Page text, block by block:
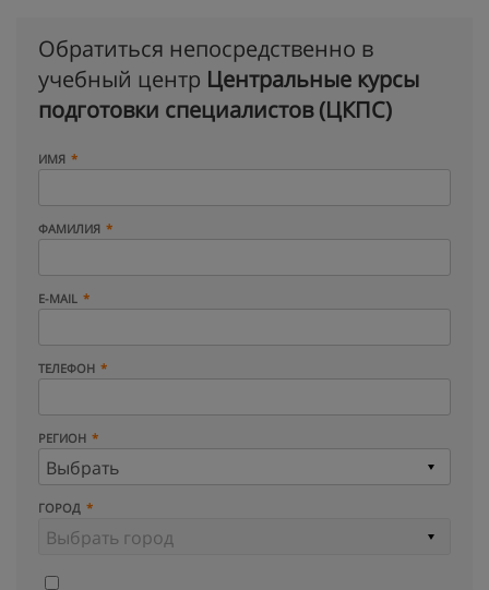
Обратиться непосредственно в
учебный центр Центральные курсы
подготовки специалистов (ЦКПС)
ИМЯ
ФАМИЛИЯ
E-MAIL
ТЕЛЕФОН
РЕГИОН
ГОРОД